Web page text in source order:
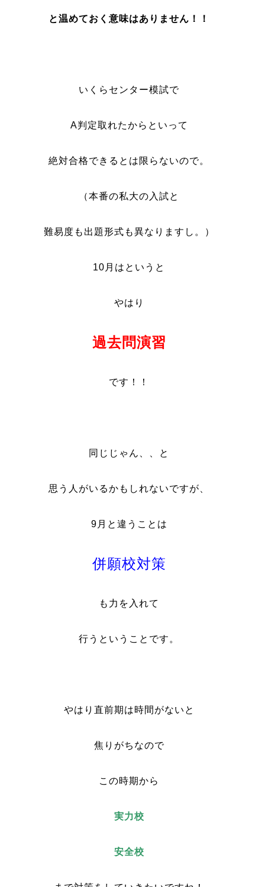
と温めておく意味はありません！！
いくらセンター模試で
A判定取れたからといって
絶対合格できるとは限らないので。
（本番の私大の入試と
難易度も出題形式も異なりますし。）
10月はというと
やはり
過去問演習
です！！
同じじゃん、、と
思う人がいるかもしれないですが、
9月と違うことは
併願校対策
も力を入れて
行うということです。
やはり直前期は時間がないと
焦りがちなので
この時期から
実力校
安全校